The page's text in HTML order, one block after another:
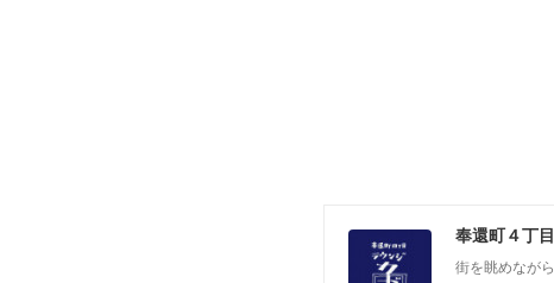
奉還町４丁
街を眺めなが